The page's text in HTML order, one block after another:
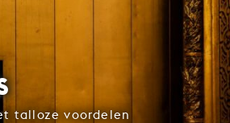
talloze voordelen